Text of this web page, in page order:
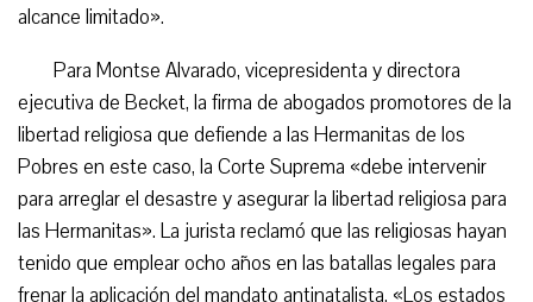
alcance limitado».
Para Montse Alvarado, vicepresidenta y directora
ejecutiva de Becket, la firma de abogados promotores de la
libertad religiosa que defiende a las Hermanitas de los
Pobres en este caso, la Corte Suprema «debe intervenir
para arreglar el desastre y asegurar la libertad religiosa para
las Hermanitas». La jurista reclamó que las religiosas hayan
tenido que emplear ocho años en las batallas legales para
frenar la aplicación del mandato antinatalista. «Los estados